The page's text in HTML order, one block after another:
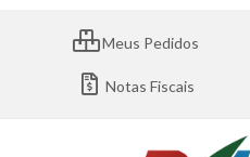
Meus Pedidos
Notas Fiscais